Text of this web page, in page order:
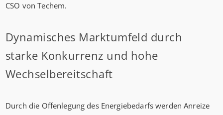
CSO von Techem.
Dynamisches Marktumfeld durch
starke Konkurrenz und hohe
Wechselbereitschaft
Durch die Offenlegung des Energiebedarfs werden Anreize